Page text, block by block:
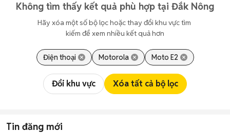
Không tìm thấy kết quả phù hợp tại Đắk Nông
Hãy xóa một số bộ lọc hoặc thay đổi khu vực tìm
kiếm để xem nhiều kết quả hơn
Điện thoại Motorola Moto E2
Đổi khu vực Xóa tất cả bộ lọc
Tin đăng mới